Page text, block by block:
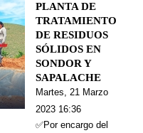
PLANTA DE
TRATAMIENTO
DE RESIDUOS
SÓLIDOS EN
SONDOR Y
SAPALACHE
Martes, 21 Marzo
2023 16:36
✅Por encargo del